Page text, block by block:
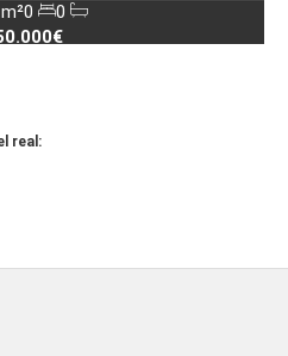
0
0
real: